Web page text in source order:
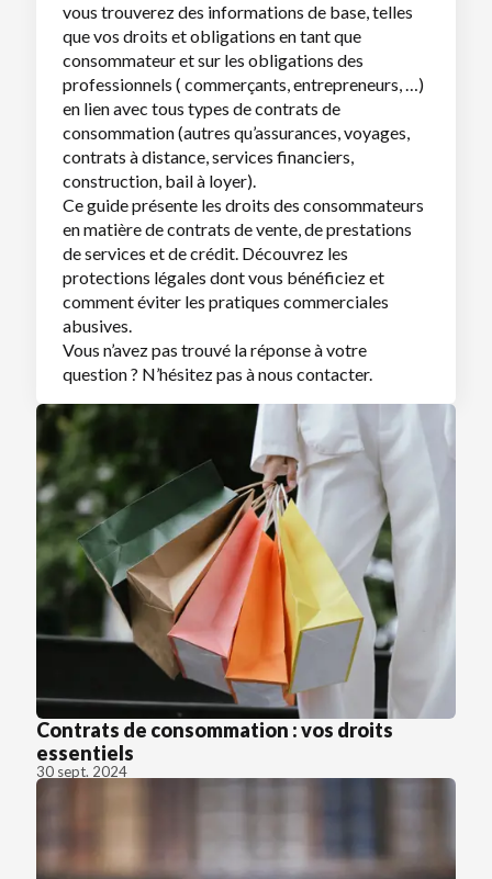
vous trouverez des informations de base, telles
que vos droits et obligations en tant que
consommateur et sur les obligations des
professionnels ( commerçants, entrepreneurs, …)
en lien avec tous types de contrats de
consommation (autres qu’assurances, voyages,
contrats à distance, services financiers,
construction, bail à loyer).
Ce guide présente les droits des consommateurs
en matière de contrats de vente, de prestations
de services et de crédit. Découvrez les
protections légales dont vous bénéficiez et
comment éviter les pratiques commerciales
abusives.
Vous n’avez pas trouvé la réponse à votre
question ? N’hésitez pas à nous contacter.
Contrats de consommation : vos droits
essentiels
30 sept. 2024